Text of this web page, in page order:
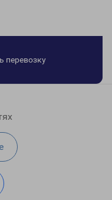
перевозку